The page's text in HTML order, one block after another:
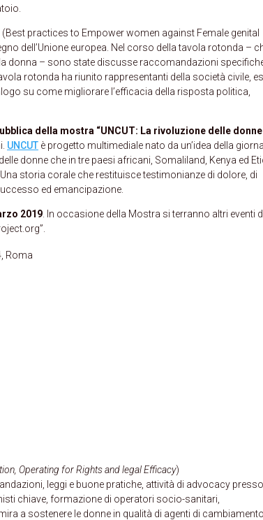
(Best practices to Empower women against Female genital
dell’Unione europea. Nel corso della tavola rotonda –
donna – sono state discusse raccomandazioni
rotonda ha riunito rappresentanti della società civile,
su come migliorare l’efficacia della risposta politica,
della mostra “UNCUT: La rivoluzione delle donne
UNCUT è progetto multimediale nato da un’idea della
donne che in tre paesi africani, Somaliland, Kenya ed
storia corale che restituisce testimonianze di dolore, di
ed emancipazione.
2019 . In occasione della Mostra si terranno altri eventi
Roma
Operating for Rights and legal Efficacy)
leggi e buone pratiche, attività di advocacy
chiave, formazione di operatori socio-sanitari,
a sostenere le donne in qualità di agenti di